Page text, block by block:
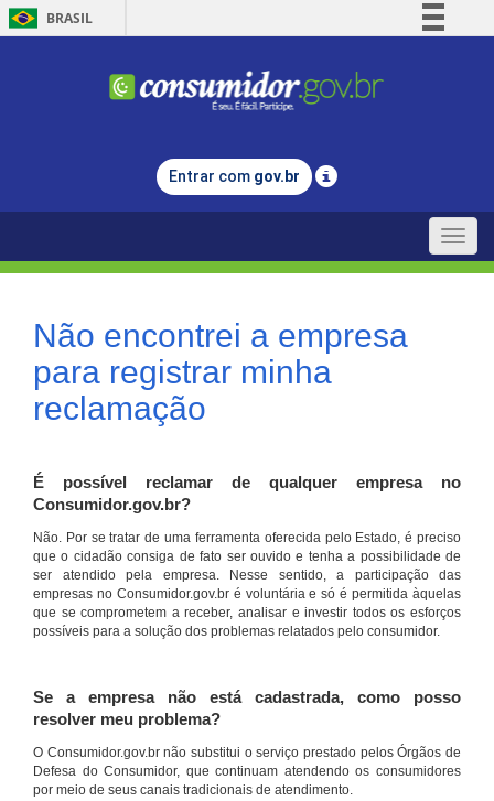
BRASIL
Comunica BR
Legislação
Entrar com gov.br
Toggle
Não encontrei a empresa
para registrar minha
reclamação
É possível reclamar de qualquer empresa no
Consumidor.gov.br?
Não. Por se tratar de uma ferramenta oferecida pelo Estado, é preciso
que o cidadão consiga de fato ser ouvido e tenha a possibilidade de
ser atendido pela empresa. Nesse sentido, a participação das
empresas no Consumidor.gov.br é voluntária e só é permitida àquelas
que se comprometem a receber, analisar e investir todos os esforços
possíveis para a solução dos problemas relatados pelo consumidor.
Se a empresa não está cadastrada, como posso
resolver meu problema?
O Consumidor.gov.br não substitui o serviço prestado pelos Órgãos de
Defesa do Consumidor, que continuam atendendo os consumidores
por meio de seus canais tradicionais de atendimento.